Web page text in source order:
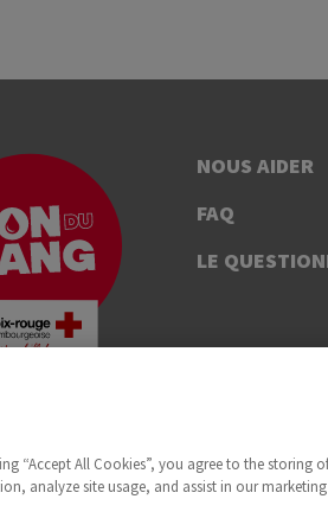
NOUS AIDER
FAQ
LE
“Accept All Cookies”, you agree to the storing
analyze site usage, and assist in our